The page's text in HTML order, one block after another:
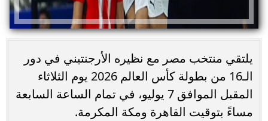
يلتقي منتخب مصر مع نظيره الأرجنتيني في دور
الـ16 من بطولة كأس العالم 2026 يوم الثلاثاء
المقبل الموافق 7 يوليو، في تمام الساعة السابعة
مساءً بتوقيت القاهرة ومكة المكرمة.